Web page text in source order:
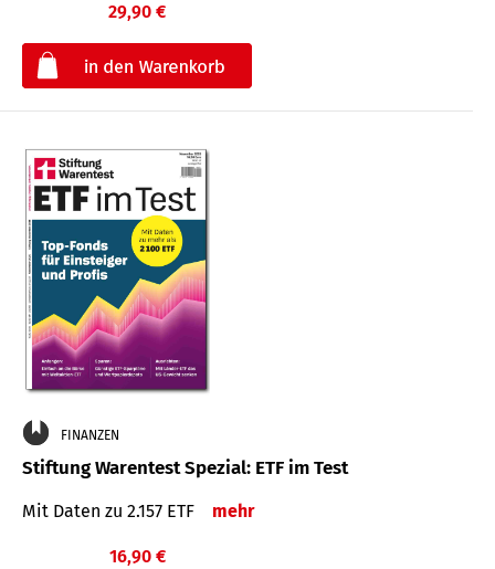
29,90 €
FINANZEN
Stiftung Warentest Spezial: ETF im Test
Mit Daten zu 2.157 ETF mehr
16,90 €